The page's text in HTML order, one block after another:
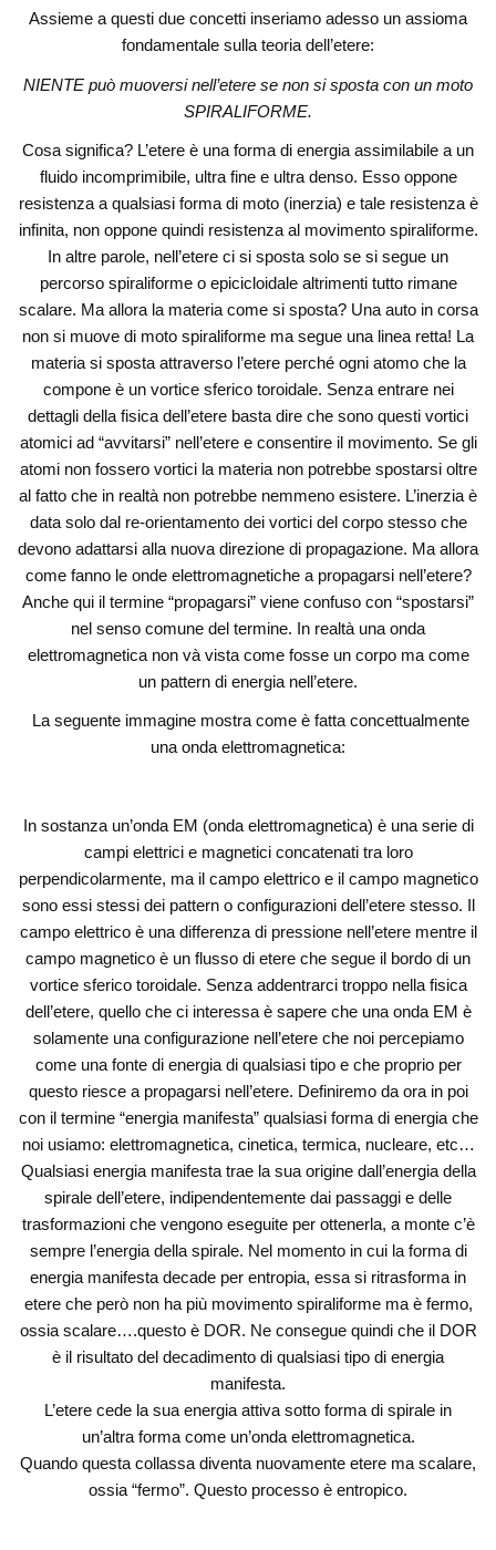
Assieme a questi due concetti inseriamo adesso un assioma
fondamentale sulla teoria dell’etere:
NIENTE può muoversi nell’etere se non si sposta con un moto
SPIRALIFORME.
Cosa significa? L’etere è una forma di energia assimilabile a un
fluido incomprimibile, ultra fine e ultra denso. Esso oppone
resistenza a qualsiasi forma di moto (inerzia) e tale resistenza è
infinita, non oppone quindi resistenza al movimento spiraliforme.
In altre parole, nell’etere ci si sposta solo se si segue un
percorso spiraliforme o epicicloidale altrimenti tutto rimane
scalare. Ma allora la materia come si sposta? Una auto in corsa
non si muove di moto spiraliforme ma segue una linea retta! La
materia si sposta attraverso l’etere perché ogni atomo che la
compone è un vortice sferico toroidale. Senza entrare nei
dettagli della fisica dell’etere basta dire che sono questi vortici
atomici ad “avvitarsi” nell’etere e consentire il movimento. Se gli
atomi non fossero vortici la materia non potrebbe spostarsi oltre
al fatto che in realtà non potrebbe nemmeno esistere. L’inerzia è
data solo dal re-orientamento dei vortici del corpo stesso che
devono adattarsi alla nuova direzione di propagazione. Ma allora
come fanno le onde elettromagnetiche a propagarsi nell’etere?
Anche qui il termine “propagarsi” viene confuso con “spostarsi”
nel senso comune del termine. In realtà una onda
elettromagnetica non và vista come fosse un corpo ma come
un pattern di energia nell’etere.
La seguente immagine mostra come è fatta concettualmente
una onda elettromagnetica:
In sostanza un’onda EM (onda elettromagnetica) è una serie di
campi elettrici e magnetici concatenati tra loro
perpendicolarmente, ma il campo elettrico e il campo magnetico
sono essi stessi dei pattern o configurazioni dell’etere stesso. Il
campo elettrico è una differenza di pressione nell’etere mentre il
campo magnetico è un flusso di etere che segue il bordo di un
vortice sferico toroidale. Senza addentrarci troppo nella fisica
dell’etere, quello che ci interessa è sapere che una onda EM è
solamente una configurazione nell’etere che noi percepiamo
come una fonte di energia di qualsiasi tipo e che proprio per
questo riesce a propagarsi nell’etere. Definiremo da ora in poi
con il termine “energia manifesta” qualsiasi forma di energia che
noi usiamo: elettromagnetica, cinetica, termica, nucleare, etc…
Qualsiasi energia manifesta trae la sua origine dall’energia della
spirale dell’etere, indipendentemente dai passaggi e delle
trasformazioni che vengono eseguite per ottenerla, a monte c’è
sempre l’energia della spirale. Nel momento in cui la forma di
energia manifesta decade per entropia, essa si ritrasforma in
etere che però non ha più movimento spiraliforme ma è fermo,
ossia scalare….questo è DOR. Ne consegue quindi che il DOR
è il risultato del decadimento di qualsiasi tipo di energia
manifesta.
L’etere cede la sua energia attiva sotto forma di spirale in
un’altra forma come un’onda elettromagnetica.
Quando questa collassa diventa nuovamente etere ma scalare,
ossia “fermo”. Questo processo è entropico.